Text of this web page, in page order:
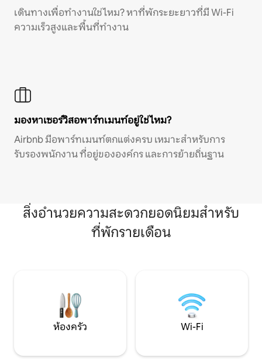
เดินทางเพื่อทำงานใช่ไหม? หาที่พักระยะยาวที่มี Wi-Fi
ความเร็วสูงและพื้นที่ทำงาน
มองหาเซอร์วิสอพาร์ทเมนท์อยู่ใช่ไหม?
Airbnb มีอพาร์ทเมนท์ตกแต่งครบ เหมาะสำหรับการ
รับรองพนักงาน ที่อยู่ขององค์กร และการย้ายถิ่นฐาน
สิ่งอำนวยความสะดวกยอดนิยมสำหรับ
ที่พักรายเดือน
ห้องครัว Wi-Fi